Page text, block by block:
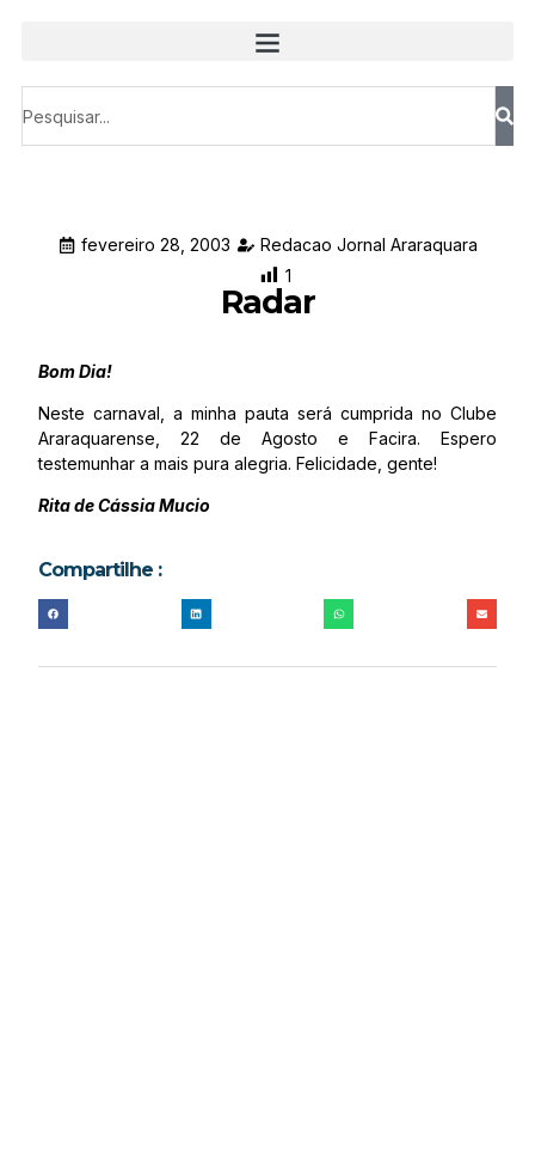
fevereiro 28, 2003
Redacao Jornal Araraquara
1
Radar
Bom Dia!
Neste carnaval, a minha pauta será cumprida no Clube
Araraquarense, 22 de Agosto e Facira. Espero
testemunhar a mais pura alegria. Felicidade, gente!
Rita de Cássia Mucio
Compartilhe :